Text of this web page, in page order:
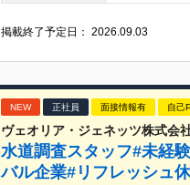
掲載終了予定日：2026.09.03
NEW 正社員 面接情報有 自己
ヴェオリア・ジェネッツ株式
水道調査スタッフ#未経
バル企業#リフレッシュ